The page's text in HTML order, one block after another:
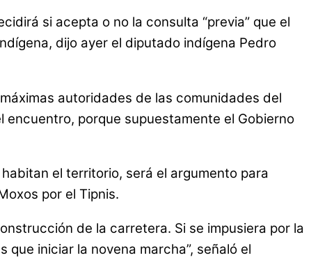
si acepta o no la consulta “previa” que el
dijo ayer el diputado indígena Pedro
autoridades de las comunidades del
porque supuestamente el Gobierno
el territorio, será el argumento para
por el Tipnis.
de la carretera. Si se impusiera por la
iniciar la novena marcha”, señaló el